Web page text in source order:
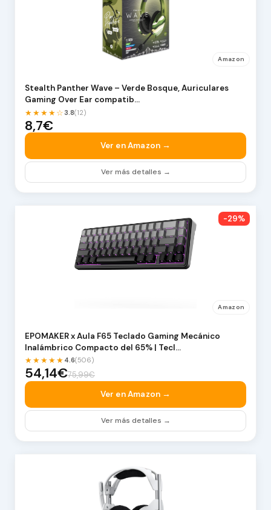
Amazon
Stealth Panther Wave – Verde Bosque, Auriculares
Gaming Over Ear compatib…
★★★★☆3.8(12)
8,7€
Ver en Amazon →
Ver más detalles →
-29%
Amazon
EPOMAKER x Aula F65 Teclado Gaming Mecánico
Inalámbrico Compacto del 65% | Tecl…
★★★★★ 4.6(506)
54,14€75,99€
Ver en Amazon →
Ver más detalles →